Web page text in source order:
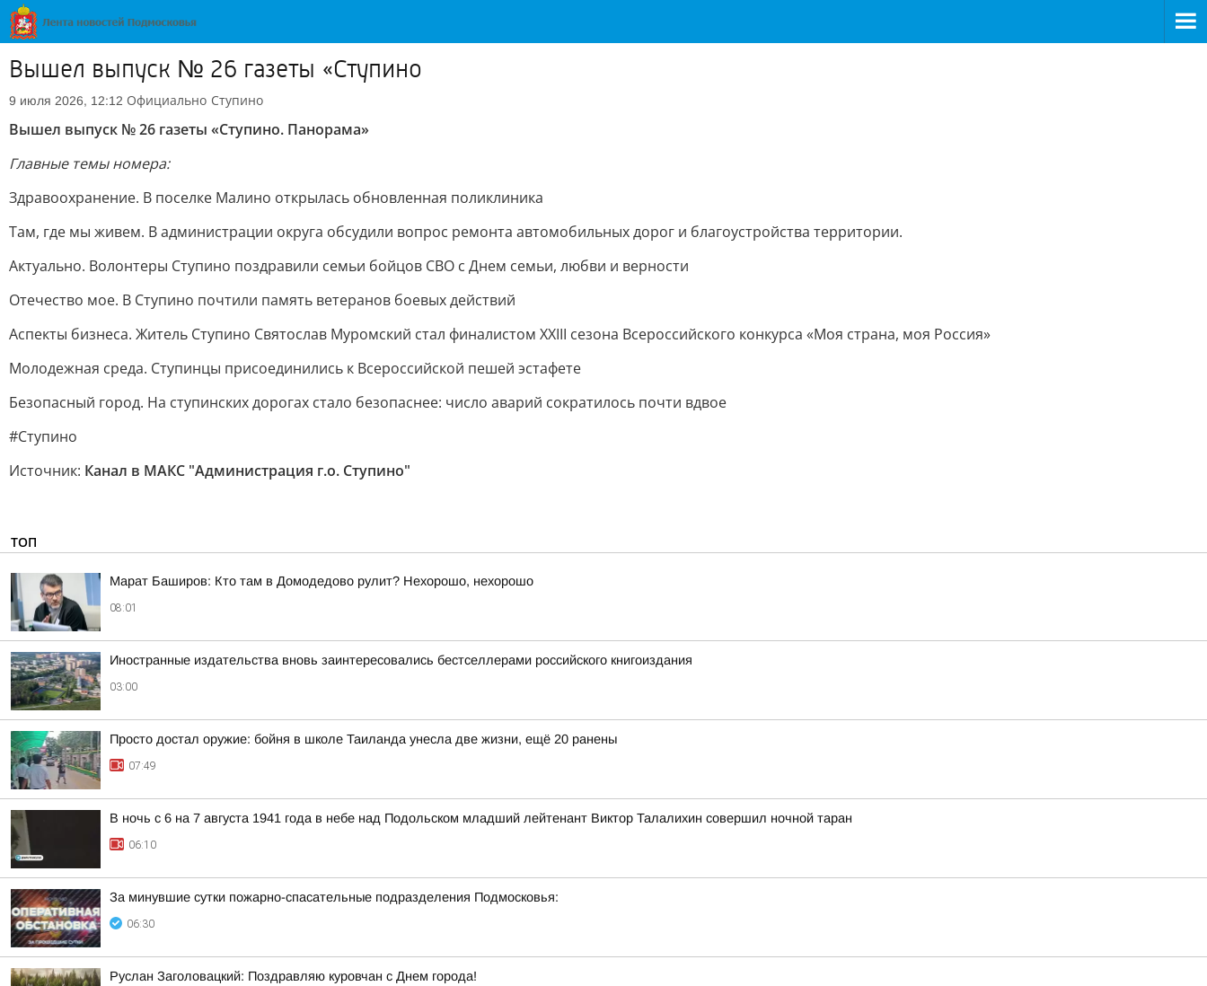
Вышел выпуск № 26 газеты «Ступино
9 июля 2026, 12:12 Официально Ступино
Вышел выпуск № 26 газеты «Ступино. Панорама»
Главные темы номера:
Здравоохранение. В поселке Малино открылась обновленная поликлиника
Там, где мы живем. В администрации округа обсудили вопрос ремонта автомобильных дорог и благоустройства территории.
Актуально. Волонтеры Ступино поздравили семьи бойцов СВО с Днем семьи, любви и верности
Отечество мое. В Ступино почтили память ветеранов боевых действий
Аспекты бизнеса. Житель Ступино Святослав Муромский стал финалистом XXIII сезона Всероссийского конкурса «Моя страна, моя Россия»
Молодежная среда. Ступинцы присоединились к Всероссийской пешей эстафете
Безопасный город. На ступинских дорогах стало безопаснее: число аварий сократилось почти вдвое
#Ступино
Источник: Канал в МАКС "Администрация г.о. Ступино"
ТОП
Марат Баширов: Кто там в Домодедово рулит? Нехорошо, нехорошо
08:01
Иностранные издательства вновь заинтересовались бестселлерами российского книгоиздания
03:00
Просто достал оружие: бойня в школе Таиланда унесла две жизни, ещё 20 ранены
07:49
В ночь с 6 на 7 августа 1941 года в небе над Подольском младший лейтенант Виктор Талалихин совершил ночной таран
06:10
За минувшие сутки пожарно-спасательные подразделения Подмосковья:
06:30
Руслан Заголовацкий: Поздравляю куровчан с Днем города!